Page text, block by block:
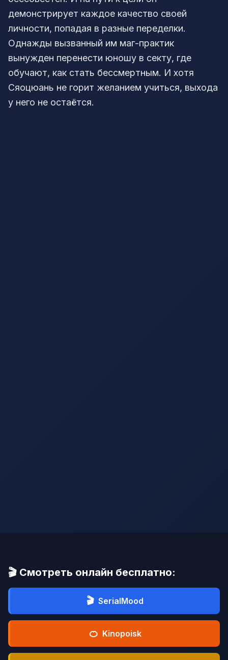
демонстрирует каждое качество своей
личности, попадая в разные переделки.
Однажды вызванный им маг-практик
вынужден перенести юношу в секту, где
обучают, как стать бессмертным. И хотя
Сяоцюань не горит желанием учиться, выхода
у него не остаётся.
🎬 Смотреть онлайн бесплатно:
🎬 SerialMood
🍊 Kinopoisk